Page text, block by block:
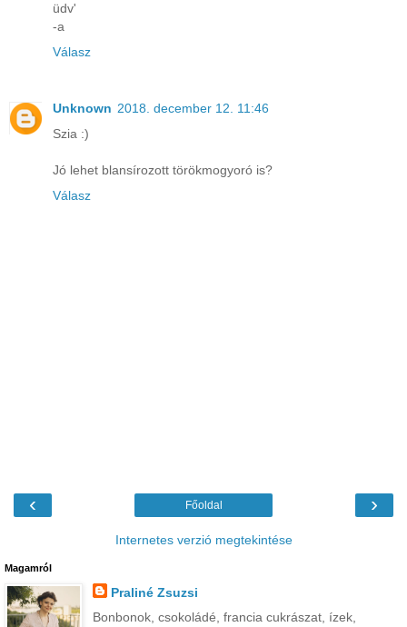
üdv'
-a
Válasz
Unknown 2018. december 12. 11:46
Szia :)
Jó lehet blansírozott törökmogyoró is?
Válasz
‹ ›
Főoldal
Internetes verzió megtekintése
Magamról
Praliné Zsuzsi
Bonbonok, csokoládé, francia cukrászat, ízek,